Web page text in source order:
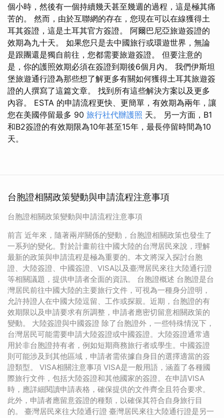
個小時，然後有一個持續幾天甚至幾週的過程，這是極其痛
苦的。 然而，由於互聯網的存在，您現在可以在線獲得土
耳其簽證，這是土耳其官方簽證。 阿爾巴尼亞旅遊簽證的
效期為九十天。 如果您只是去中國旅行或環遊世界，無論
是跟團還是獨自前往，您都需要旅遊簽證。 但要注意的
是，你的護照效期必須在簽證到期後6個月內。 我們伊斯坦
堡旅遊通行證為那些想了解更多有關如何獲得土耳其旅遊簽
證的人撰寫了這篇文章。 找到所有這些解決方案以及更多
內容。 ESTA 的申請流程更快、更簡單，有效期為兩年，讓
您在美國停留最多 90 旅行社代辦護照 天。 另一方面，B1
和B2簽證的有效期限為10年甚至15年，最長停留時間為10
天。
台胞證相關政策變動與申請流程注意事項
台胞證相關政策變動與申請流程注意事項
前言 近年來，隨著兩岸關係的變動，台胞證相關政策也發生了
一系列的變化。對於計畫前往中國大陸的台灣居民來說，理解
最新的政策與申請流程是極為重要的。本文將深入探討台胞
證、大陸簽證、中國簽證、VISA以及臺灣居民來往大陸通行證
等相關議題，提供申請者全面的資訊。 台胞證概述 台胞證是台
灣居民前往中國大陸的主要旅行文件，可視為一種身分證明，
允許持證人在中國大陸逗留、工作或探親。近期，台胞證的有
效期限以及申請要求有所調整，申請者應密切留意相關政策的
變動。 大陸簽證與中國簽證 除了台胞證外，一些特殊情況下，
台灣居民可能需要申請大陸簽證或中國簽證。大陸簽證通常適
用於非台胞證持有者，例如短期商務旅行者或學生。中國簽證
則可能涉及到其他區域，申請者需依據自身目的選擇適當的簽
證類型。 VISA相關注意事項 VISA是一般用語，涵蓋了各種國
際旅行文件，包括大陸簽證和其他國家的簽證。在申請VISA
時，應詳細閱讀申請表格，確保提供的文件齊全且符合要求。
此外，申請者應留意簽證的種類，以確保其符合自身旅行目
的。 臺灣居民來往大陸通行證 臺灣居民來往大陸通行證是另一